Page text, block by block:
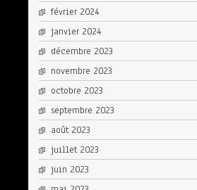
février 2024
janvier 2024
décembre 2023
novembre 2023
octobre 2023
septembre 2023
août 2023
juillet 2023
juin 2023